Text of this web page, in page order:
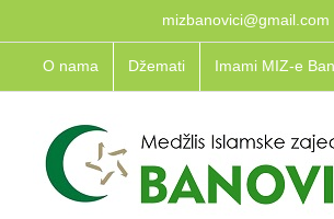
to
content
mizbanovici@gmail.com
O nama Džemati Imami MIZ-e